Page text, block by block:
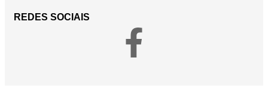
REDES SOCIAIS